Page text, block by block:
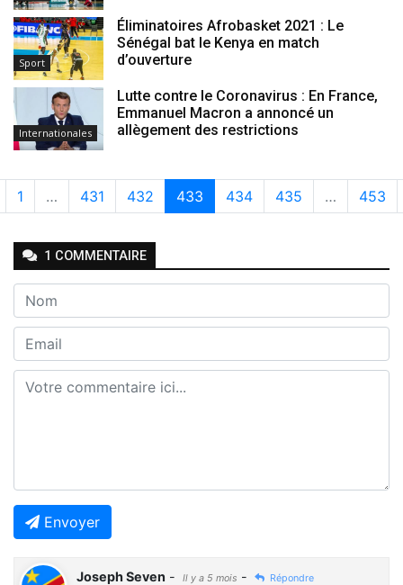
Sport
Éliminatoires Afrobasket 2021 : Le
Sénégal bat le Kenya en match
d’ouverture
Internationales
Lutte contre le Coronavirus : En France,
Emmanuel Macron a annoncé un
allègement des restrictions
1 … 431 432 433 434 435 … 453
1 COMMENTAIRE
Envoyer
Joseph Seven - Il y a 5 mois - Répondre